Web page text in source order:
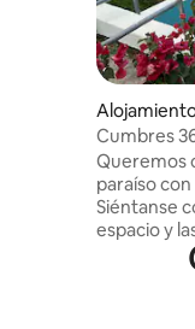
Cumbres
Nubes
Queremos
paraíso
Siéntanse
espacio y